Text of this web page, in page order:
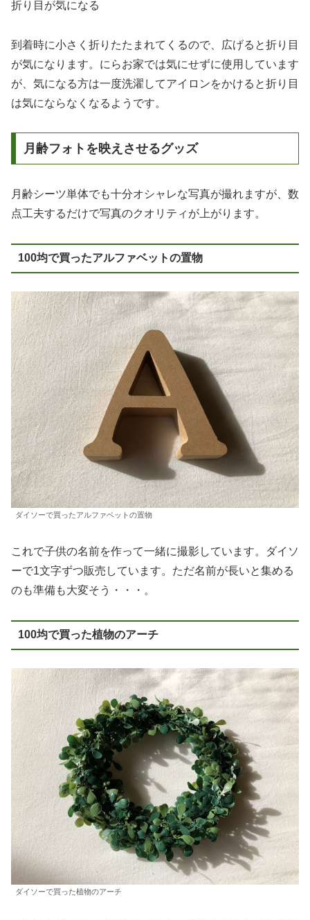
折り目が気になる
到着時に小さく折りたたまれてくるので、広げると折り目
が気になります。にらお家では気にせずに使用しています
が、気になる方は一度洗濯してアイロンをかけると折り目
は気にならなくなるようです。
月齢フォトを映えさせるグッズ
月齢シーツ単体でも十分オシャレな写真が撮れますが、数
点工夫するだけで写真のクオリティが上がります。
100均で買ったアルファベットの置物
ダイソーで買ったアルファベットの置物
これで子供の名前を作って一緒に撮影しています。ダイソ
ーで1文字ずつ販売しています。ただ名前が長いと集める
のも準備も大変そう・・・。
100均で買った植物のアーチ
ダイソーで買った植物のアーチ